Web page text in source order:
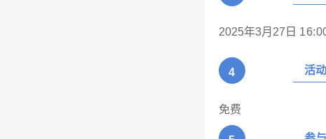
2025年3月27日
4 活
免费